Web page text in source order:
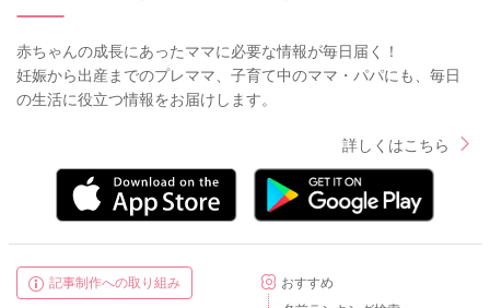
赤ちゃんの成長にあったママに必要な情報が毎日届く！
妊娠から出産までのプレママ、子育て中のママ・パパにも、毎日
の生活に役立つ情報をお届けします。
詳しくはこちら
記事制作への取り組み
おすすめ